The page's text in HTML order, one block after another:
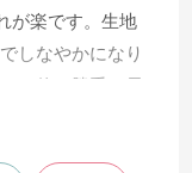
が楽です。生地
しなやかになり
の使い勝手と長
ないと思いま